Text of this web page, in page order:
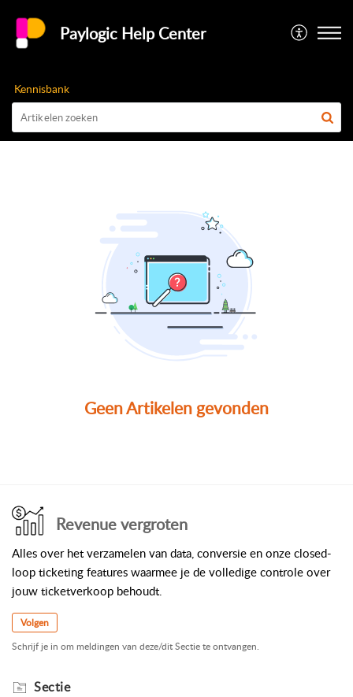
Paylogic Help Center
Kennisbank
Geen Artikelen gevonden
Revenue vergroten
Alles over het verzamelen van data, conversie en onze closed-
loop ticketing features waarmee je de volledige controle over
jouw ticketverkoop behoudt.
Volgen
Schrijf je in om meldingen van deze/dit Sectie te ontvangen.
Sectie